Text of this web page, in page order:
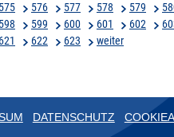
575 576 577 578 579
598 599 600 601 602
621 622 623 weiter
DATENSCHUTZ